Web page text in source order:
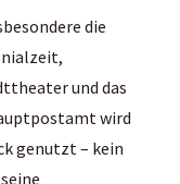
die
und das
wird
genutzt – kein